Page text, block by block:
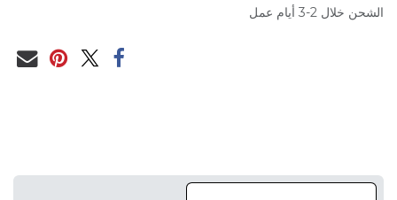
الشحن خلال 2-3 أيام عمل